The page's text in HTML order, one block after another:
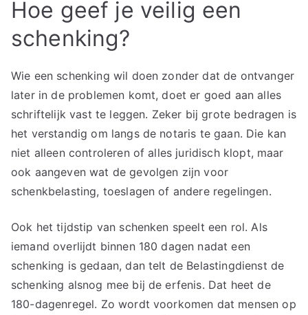
Hoe geef je veilig een
schenking?
Wie een schenking wil doen zonder dat de ontvanger
later in de problemen komt, doet er goed aan alles
schriftelijk vast te leggen. Zeker bij grote bedragen is
het verstandig om langs de notaris te gaan. Die kan
niet alleen controleren of alles juridisch klopt, maar
ook aangeven wat de gevolgen zijn voor
schenkbelasting, toeslagen of andere regelingen.
Ook het tijdstip van schenken speelt een rol. Als
iemand overlijdt binnen 180 dagen nadat een
schenking is gedaan, dan telt de Belastingdienst de
schenking alsnog mee bij de erfenis. Dat heet de
180-dagenregel. Zo wordt voorkomen dat mensen op